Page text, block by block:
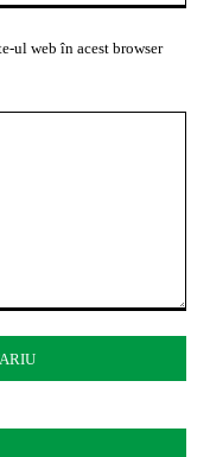
ul web în acest browser